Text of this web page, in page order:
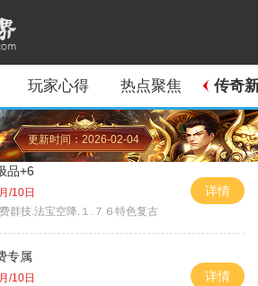
玩家心得 热点聚焦 传奇
更新时间：2026-02-04
品+6
/10日
群技.法宝空降.１.７６特色复古
详情
专属
/10日
详情